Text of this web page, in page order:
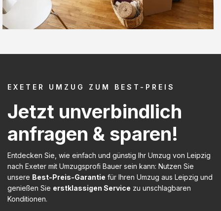
EXETER UMZUG ZUM BEST-PREIS
Jetzt unverbindlich
anfragen & sparen!
Entdecken Sie, wie einfach und günstig Ihr Umzug von Leipzig
nach Exeter mit Umzugsprofi Bauer sein kann: Nutzen Sie
unsere Best-Preis-Garantie für Ihren Umzug aus Leipzig und
genießen Sie erstklassigen Service zu unschlagbaren
Konditionen.